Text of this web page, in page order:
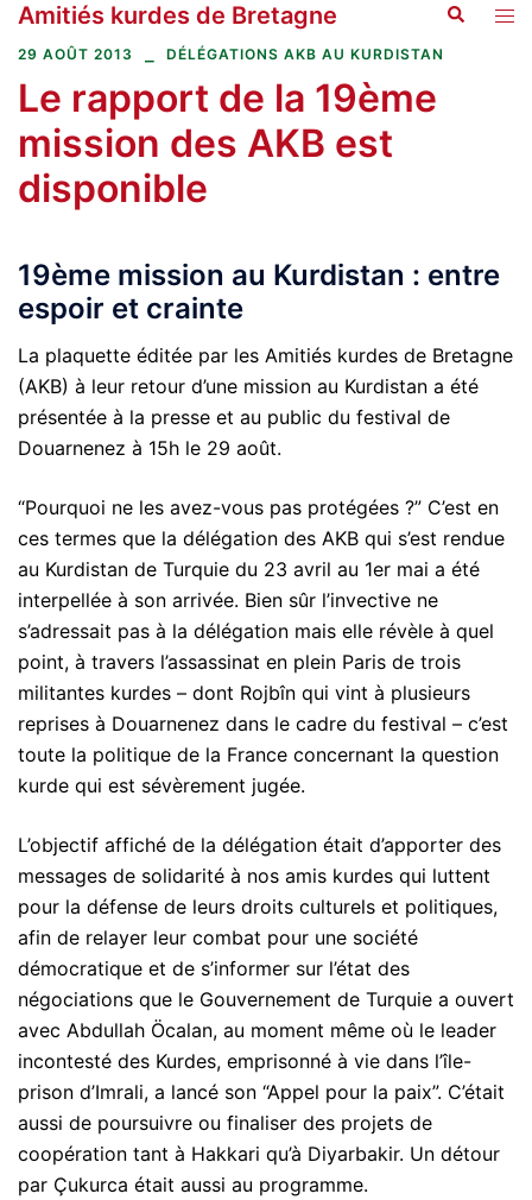
Aller
au
Amitiés kurdes de Bretagne
29 AOÛT 2013 DÉLÉGATIONS AKB AU KURDISTAN
Le rapport de la 19ème
mission des AKB est
disponible
19ème mission au Kurdistan : entre
espoir et crainte
La plaquette éditée par les Amitiés kurdes de Bretagne
(AKB) à leur retour d’une mission au Kurdistan a été
présentée à la presse et au public du festival de
Douarnenez à 15h le 29 août.
“Pourquoi ne les avez-vous pas protégées ?” C’est en
ces termes que la délégation des AKB qui s’est rendue
au Kurdistan de Turquie du 23 avril au 1er mai a été
interpellée à son arrivée. Bien sûr l’invective ne
s’adressait pas à la délégation mais elle révèle à quel
point, à travers l’assassinat en plein Paris de trois
militantes kurdes – dont Rojbîn qui vint à plusieurs
reprises à Douarnenez dans le cadre du festival – c’est
toute la politique de la France concernant la question
kurde qui est sévèrement jugée.
L’objectif affiché de la délégation était d’apporter des
messages de solidarité à nos amis kurdes qui luttent
pour la défense de leurs droits culturels et politiques,
afin de relayer leur combat pour une société
démocratique et de s’informer sur l’état des
négociations que le Gouvernement de Turquie a ouvert
avec Abdullah Öcalan, au moment même où le leader
incontesté des Kurdes, emprisonné à vie dans l’île-
prison d’Imrali, a lancé son “Appel pour la paix”. C’était
aussi de poursuivre ou finaliser des projets de
coopération tant à Hakkari qu’à Diyarbakir. Un détour
par Çukurca était aussi au programme.